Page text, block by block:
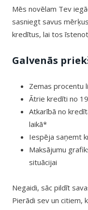
Mēs novēlam Tev
sasniegt savus
kredītus, lai tos
Galvenās
Zemas procentu
Ātrie kredīti no
Atkarībā no
laikā*
Iespēja saņemt
Maksājumu
situācijai
Negaidi, sāc pildīt
Pierādi sev un citiem,